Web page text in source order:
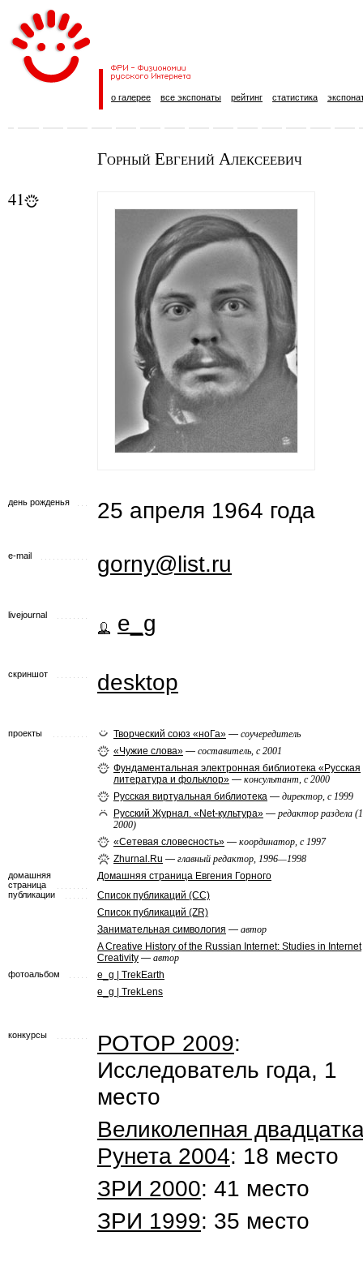
о галерее все экспонаты рейтинг статистика
Горный Евгений Алексеевич
41
день рожденья 25 апреля 1964 года
e-mail gorny@list.ru
livejournal e_g
скриншот desktop
проекты Творческий союз «ноГа» — соучередитель
«Чужие слова» — составитель, с 2001
Фундаментальная электронная библиотека «Русская
литература и фольклор» — консультант, с 2000
Русская виртуальная библиотека — директор, с 1999
Русский Журнал. «Net-культура» — редактор раздела
2000)
«Сетевая словесность» — координатор, с 1997
Zhurnal.Ru — главный редактор, 1996—1998
домашняя
страница
Домашняя страница Евгения Горного
публикации
Список публикаций (СС)
Список публикаций (ZR)
Занимательная симвология — автор
A Creative History of the Russian Internet: Studies in Internet
Creativity — автор
фотоальбом
e_g | TrekEarth
e_g | TrekLens
конкурсы РОТОР 2009:
Исследователь года, 1
место
Великолепная
Рунета 2004: 18 место
ЗРИ 2000: 41 место
ЗРИ 1999: 35 место